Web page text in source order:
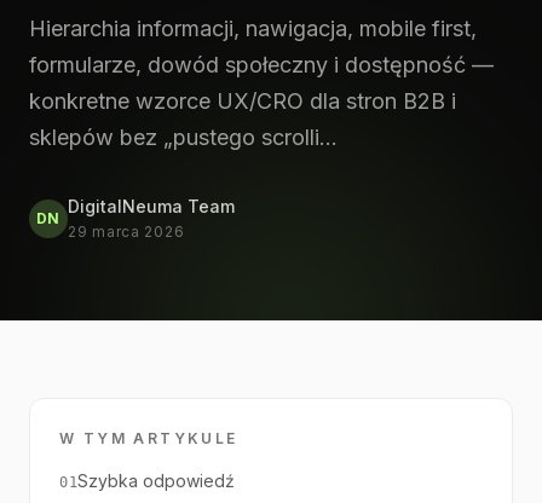
Hierarchia informacji, nawigacja, mobile first,
formularze, dowód społeczny i dostępność —
konkretne wzorce UX/CRO dla stron B2B i
sklepów bez „pustego scrolli…
DN
DigitalNeuma Team
29 marca 2026
W TYM ARTYKULE
01Szybka odpowiedź